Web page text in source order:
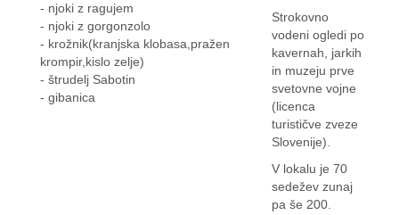
- njoki z ragujem
- njoki z gorgonzolo
- krožnik(kranjska klobasa,pražen
krompir,kislo zelje)
- štrudelj Sabotin
- gibanica
Strokovno
vodeni ogledi po
kavernah, jarkih
in muzeju prve
svetovne vojne
(licenca
turističve zveze
Slovenije).
V lokalu je 70
sedežev zunaj
pa še 200.